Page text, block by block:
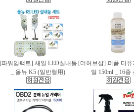
[파워임팩트] 새일 LED실내등
_ 올뉴 K5 (일반형用)
[더허브샵] 퍼퓸 디
일 150ml _ 16종